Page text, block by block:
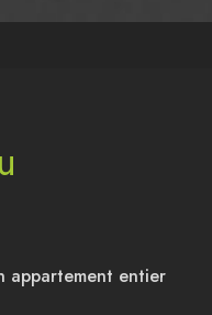
appartement entier